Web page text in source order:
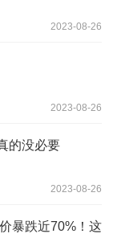
2023-08-26
2023-08-26
的没必要
2023-08-26
暴跌近70%！这